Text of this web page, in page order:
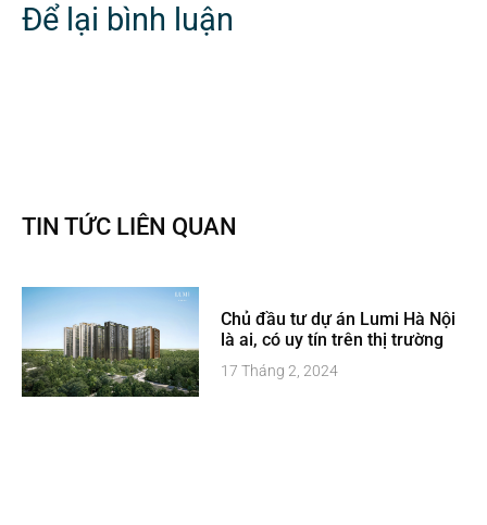
Để lại bình luận
TIN TỨC LIÊN QUAN
Chủ đầu tư dự án Lumi Hà Nội
là ai, có uy tín trên thị trường
17 Tháng 2, 2024